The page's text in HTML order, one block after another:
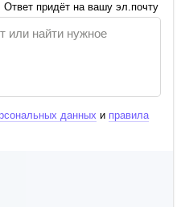
придёт на вашу эл.почту
данных и правила